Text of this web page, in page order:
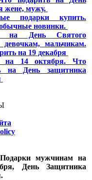
жене, мужу.
подарки купить.
новинки.
на День Святого
мальчикам.
на 19 декабря
на 14 октября. Что
на День защитника
Подарки мужчинам на
День Защитника